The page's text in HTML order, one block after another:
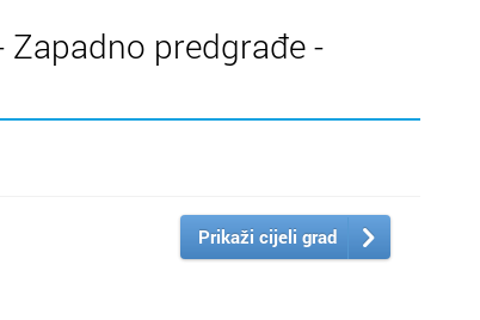
Zapadno predgrađe -
Prikaži cijeli grad